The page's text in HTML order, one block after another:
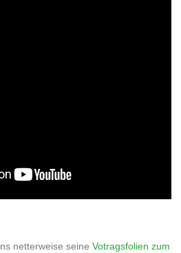
netterweise seineVotragsfolien zum